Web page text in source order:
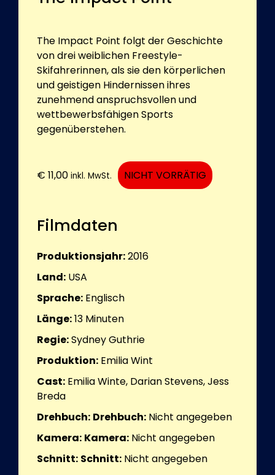
The Impact Point folgt der Geschichte
von drei weiblichen Freestyle-
Skifahrerinnen, als sie den körperlichen
und geistigen Hindernissen ihres
zunehmend anspruchsvollen und
wettbewerbsfähigen Sports
gegenüberstehen.
€ 11,00 inkl. MwSt. NICHT VORRÄTIG
Filmdaten
Produktionsjahr:2016
Land: USA
Sprache: Englisch
Länge:13 Minuten
Regie:Sydney Guthrie
Produktion: Emilia Wint
Cast: Emilia Winte, Darian Stevens, Jess
Breda
Drehbuch: Drehbuch: Nicht angegeben
Kamera: Kamera: Nicht angegeben
Schnitt: Schnitt: Nicht angegeben